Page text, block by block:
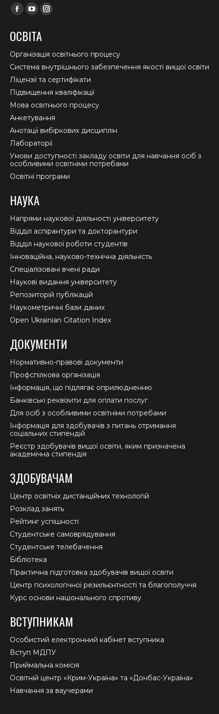
Find us on:
Facebook
opens
in
new
window
YouTube
opens
in
new
window
Instagram
in
new
window
ОСВІТА
Організація освітнього процесу
Система внутрішнього забезпечення якості вищої освіти
Ліцензії та сертифікати
Підвищення кваліфікації
Мова освітнього процесу
Анкетування
Анотації вибіркових дисциплін
Лабораторії
Умови доступності закладу освіти для навчання осіб з
особливими освітніми потребами
Освітні програми
НАУКА
Напрями наукової діяльності університету
Відділ аспірантури та докторантури
Відділ наукової роботи студентів
Інноваційна, науково-технічна діяльність
Спеціалізовані вчені ради
Наукові видання університету
Репозиторій публікацій
Наукометричні бази даних
Open Ukrainian Citation Index
ДОКУМЕНТИ
Нормативно-правові документи
Профспілкова організація
Інформація, що підлягає оприлюдненню
Банківські реквізити для оплати послуг
Для осіб з особливими освітніми потребами
Інформація для здобувачів з питань отримання
соціальних стипендій
Реєстр здобувачів вищої освіти, яким призначена
академічна стипендія
ЗДОБУВАЧАМ
Центр освітніх дистанційних технологій
Розклад занять
Рейтинг успішності
Студентське самоврядування
Студентське телебачення
Бібліотека
Практична підготовка здобувачів вищої освіти
Центр психологічної резильєнтності та благополуччя
Курс основи національного спротиву
ВСТУПНИКАМ
Особистий електронний кабінет вступника
Вступ МДПУ
Приймальна комісія
Освітній центр «Крим-Україна» та «Донбас-Україна»
Навчання за ваучерами